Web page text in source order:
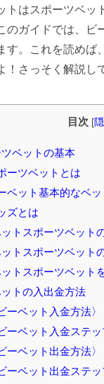
トはスポーツベッ
のガイドでは、ビ
す。これを読めば
！さっそく解説し
目次 [
ベットの基本
ーツベットとは
ベット基本的なベ
ズとは
ットスポーツベット
ットスポーツベット
トスポーツベット
トの入出金方法
ーベット入金方法〉
ーベット入金ステッ
ーベット出金方法〉
ーベット出金ステッ